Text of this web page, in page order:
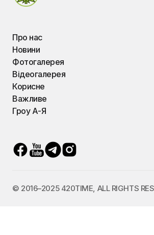
Про нас
Новини
Фотогалерея
Відеогалерея
Корисне
Важливе
Гроу А-Я
© 2016–2025 420TIME, ALL RIGHTS